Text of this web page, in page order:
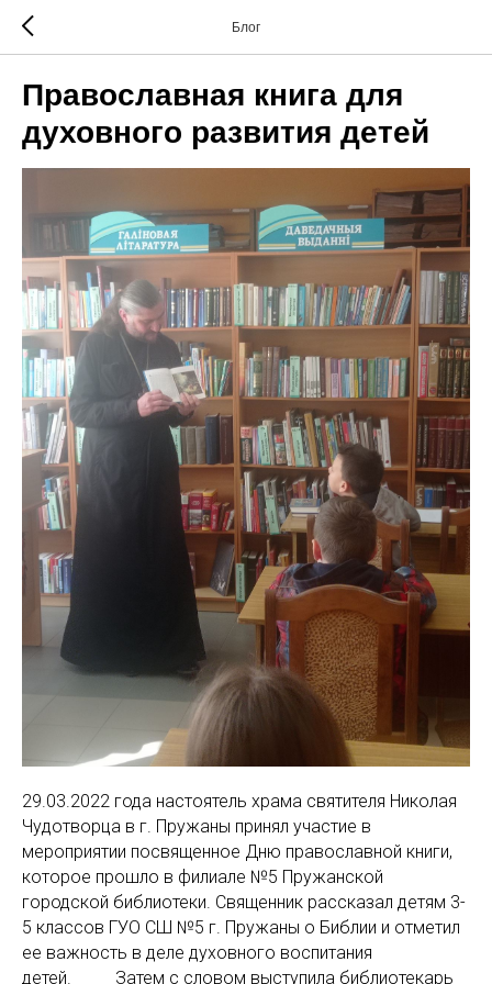
Блог
Православная книга для
духовного развития детей
29.03.2022 года настоятель храма святителя Николая
Чудотворца в г. Пружаны принял участие в
мероприятии посвященное Дню православной книги,
которое прошло в филиале №5 Пружанской
городской библиотеки. Священник рассказал детям 3-
5 классов ГУО СШ №5 г. Пружаны о Библии и отметил
ее важность в деле духовного воспитания
детей. Затем с словом выступила библиотекарь